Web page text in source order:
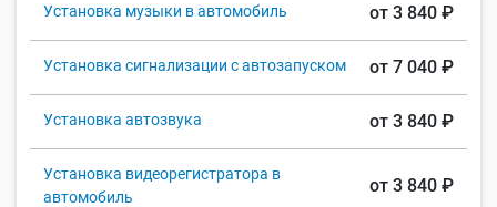
Установка музыки в автомобиль от 3 840 ₽
Установка сигнализации с автозапуском от 7 040 ₽
Установка автозвука от 3 840 ₽
Установка видеорегистратора в
автомобиль
от 3 840 ₽